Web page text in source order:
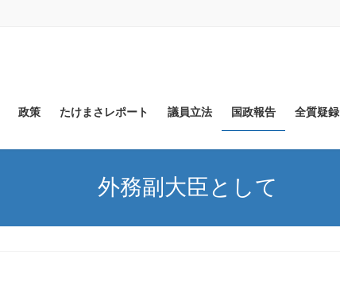
政策 たけまさレポート 議員立法 国政報告 全質疑録
外務副大臣として